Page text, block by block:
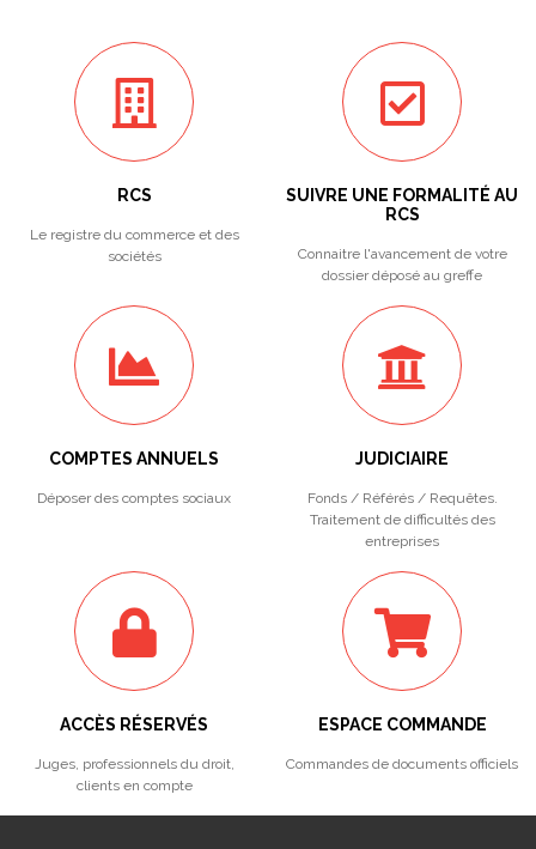
RCS
Le registre du commerce et des
sociétés
SUIVRE UNE FORMALITÉ AU
RCS
Connaitre l'avancement de votre
dossier déposé au greffe
COMPTES ANNUELS
Déposer des comptes sociaux
JUDICIAIRE
Fonds / Référés / Requêtes.
Traitement de difficultés des
entreprises
ACCÈS RÉSERVÉS
Juges, professionnels du droit,
clients en compte
ESPACE COMMANDE
Commandes de documents officiels